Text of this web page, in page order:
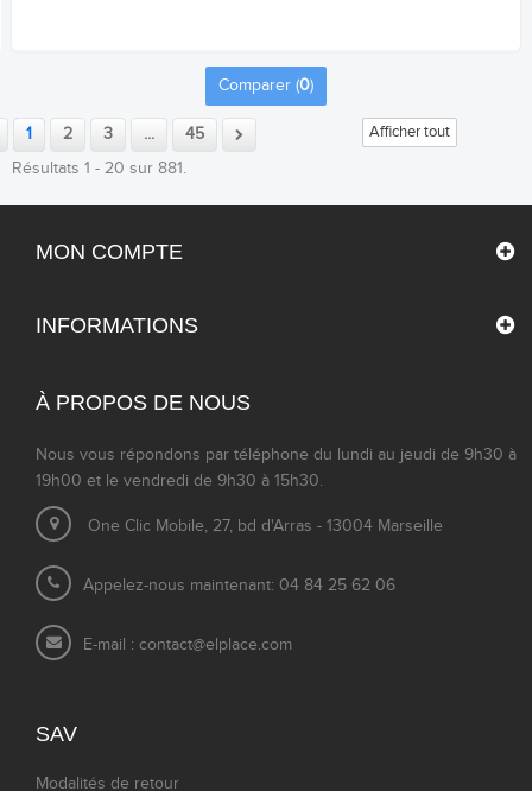
Comparer (0)
Afficher tout
1 2 3 ...
45
Résultats 1 - 20 sur 881.
MON COMPTE
INFORMATIONS
À PROPOS DE NOUS
Nous vous répondons par téléphone du lundi au jeudi de 9h30 à
19h00 et le vendredi de 9h30 à 15h30.
One Clic Mobile, 27, bd d'Arras - 13004 Marseille
Appelez-nous maintenant: 04 84 25 62 06
E-mail : contact@elplace.com
SAV
Modalités de retour